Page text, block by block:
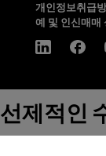
개인정보취급
예 및 인신매매
선제적인